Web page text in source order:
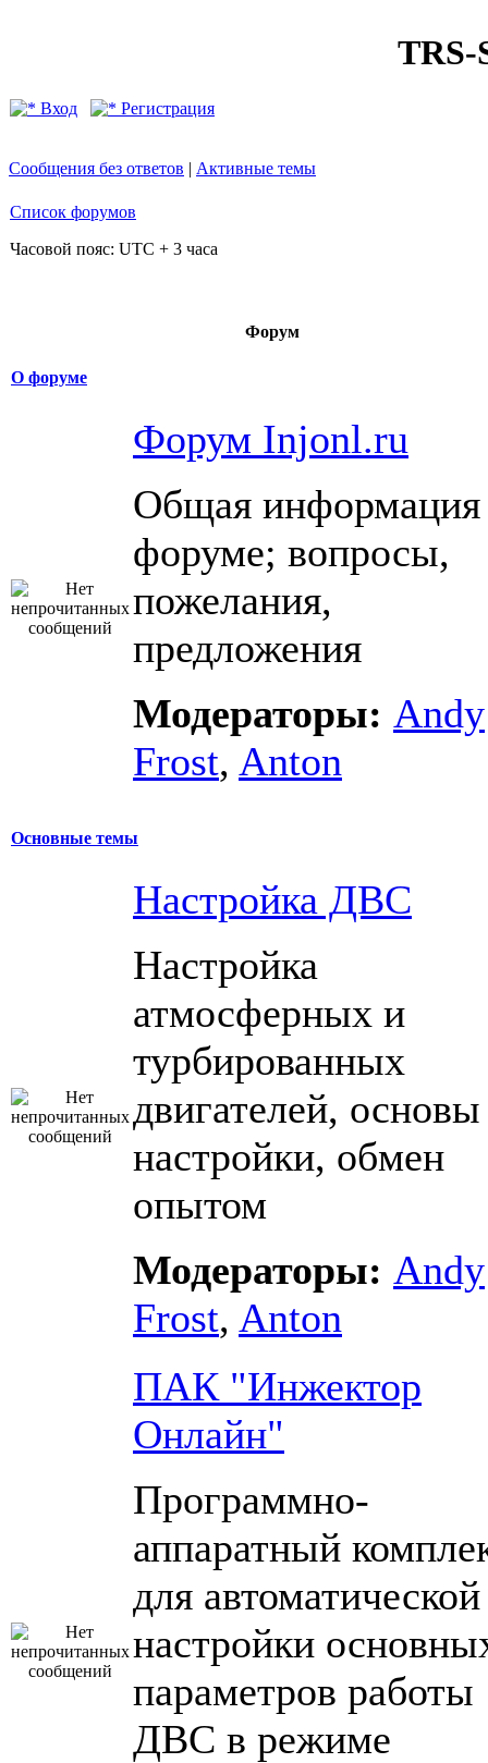
TRS-
Вход Регистрация
Сообщения без ответов | Активные темы
Список форумов
Часовой пояс: UTC + 3 часа
Форум
О форуме
Форум Injonl.ru
Общая информация
форуме; вопросы,
пожелания,
предложения
Модераторы: Andy
Frost, Anton
Основные темы
Настройка ДВС
Настройка
атмосферных и
турбированных
двигателей, основы
настройки, обмен
опытом
Модераторы: Andy
Frost, Anton
ПАК "Инжектор
Онлайн"
Программно-
аппаратный
для автоматической
настройки
параметров работы
ДВС в режиме